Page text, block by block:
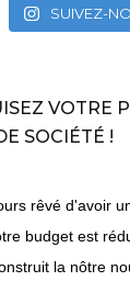
SUIVEZ-
VOTRE
SOCIÉTÉ !
rêvé d'avoir
budget est
la nôtre